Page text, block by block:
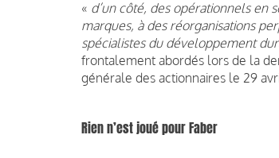
« d’un côté, des opérationnels en
marques, à des réorganisations
spécialistes du développement
frontalement abordés lors de la
générale des actionnaires le 29
Rien n’est joué pour Faber